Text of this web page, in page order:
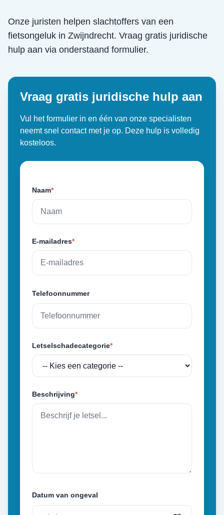
Onze juristen helpen slachtoffers van een
fietsongeluk in Zwijndrecht. Vraag gratis juridische
hulp aan via onderstaand formulier.
Vraag gratis juridische hulp aan
Vul het formulier in en één van onze specialisten
neemt snel contact met je op. Deze hulp is volledig
kosteloos.
Naam*
E-mailadres*
Telefoonnummer
Letselschadecategorie*
Beschrijving*
Datum van ongeval